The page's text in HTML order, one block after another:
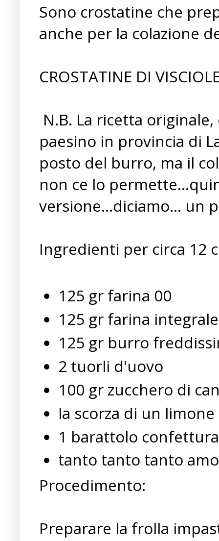
Sono crostatine che
anche per la colazione
CROSTATINE DI
N.B. La ricetta
paesino in provincia di
posto del burro, ma il
non ce lo
versione...diciamo... un
Ingredienti per circa 12
125 gr farina 00
125 gr farina integrale
125 gr burro
2 tuorli d'uovo
100 gr zucchero di
la scorza di un
1 barattolo
tanto tanto tanto
Procedimento:
Preparare la frolla